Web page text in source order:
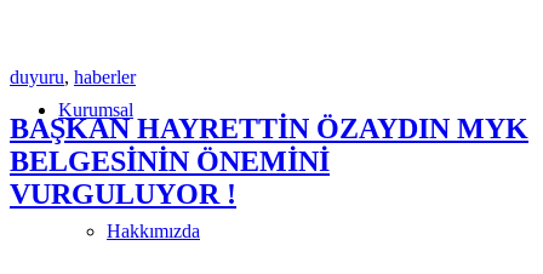
Kurumsal
Hakkımızda
duyuru, haberler
BAŞKAN HAYRETTİN ÖZAYDIN MYK
BELGESİNİN ÖNEMİNİ
VURGULUYOR !